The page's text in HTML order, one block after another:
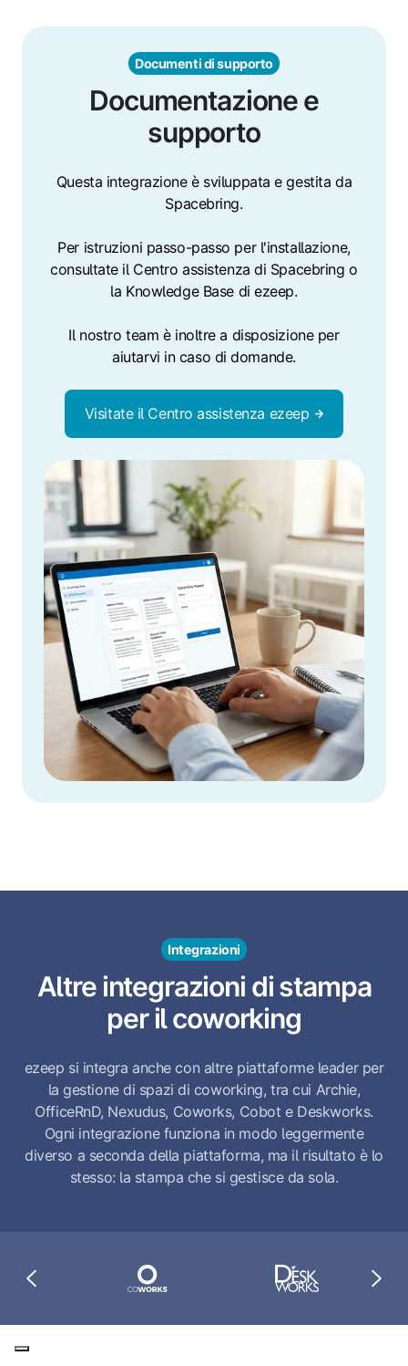
Documenti di supporto
Documentazione e
supporto
Questa integrazione è sviluppata e gestita da
Spacebring.
Per istruzioni passo-passo per l'installazione,
consultate il Centro assistenza di Spacebring o
la Knowledge Base di ezeep.
Il nostro team è inoltre a disposizione per
aiutarvi in caso di domande.
Visitate il Centro assistenza ezeep
Integrazioni
Altre integrazioni di stampa
per il coworking
ezeep si integra anche con altre piattaforme leader per
la gestione di spazi di coworking, tra cui Archie,
OfficeRnD, Nexudus, Coworks, Cobot e Deskworks.
Ogni integrazione funziona in modo leggermente
diverso a seconda della piattaforma, ma il risultato è lo
stesso: la stampa che si gestisce da sola.